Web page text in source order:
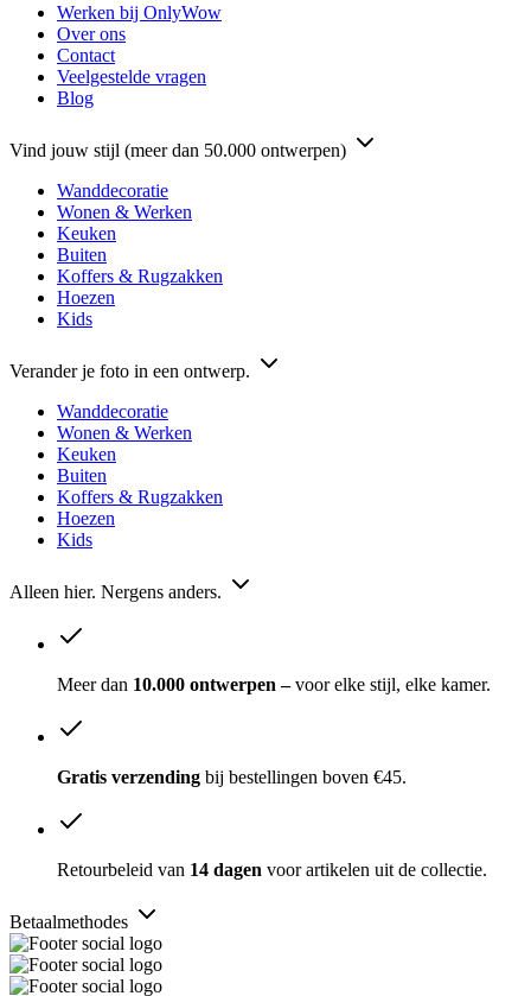
Werken bij OnlyWow
Over ons
Contact
Veelgestelde vragen
Blog
Vind jouw stijl (meer dan 50.000 ontwerpen)
Wanddecoratie
Wonen & Werken
Keuken
Buiten
Koffers & Rugzakken
Hoezen
Kids
Verander je foto in een ontwerp.
Wanddecoratie
Wonen & Werken
Keuken
Buiten
Koffers & Rugzakken
Hoezen
Kids
Alleen hier. Nergens anders.
Meer dan 10.000 ontwerpen –voor elke stijl, elke kamer.
Gratis verzending bij bestellingen boven €45.
Retourbeleid van 14 dagen voor artikelen uit de collectie.
Betaalmethodes